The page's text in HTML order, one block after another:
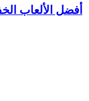
أفضل الألعاب